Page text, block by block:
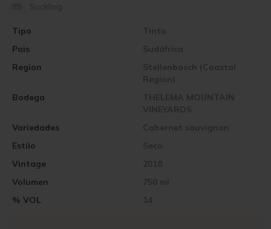
Suckling
Pais Sudáfrica
Vintage 2018
Region
Stellenbosch (Coastal
Region)
Volumen 750 ml
Bodega
THELEMA MOUNTAIN
VINEYARDS
% VOL 14
Variedades
Cabernet sauvignon
Estilo
Seco
Tipo Tinto
CANTIDAD